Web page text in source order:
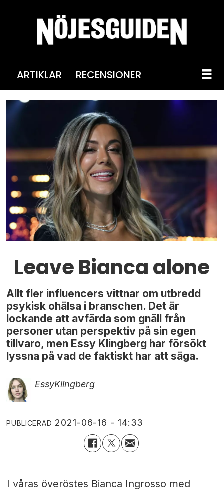
ARTIKLAR RECENSIONER
Leave Bianca alone
Allt fler influencers vittnar om utbredd
psykisk ohälsa i branschen. Det är
lockande att avfärda som gnäll från
personer utan perspektiv på sin egen
tillvaro, men Essy Klingberg har försökt
lyssna på vad de faktiskt har att säga.
EssyKlingberg
PUBLICERAD 2021-06-16 - 14:33
I våras överöstes Bianca Ingrosso med